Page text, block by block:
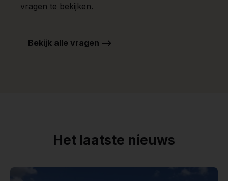
vragen te bekijken.
Bekijk alle vragen -->
Het laatste nieuws